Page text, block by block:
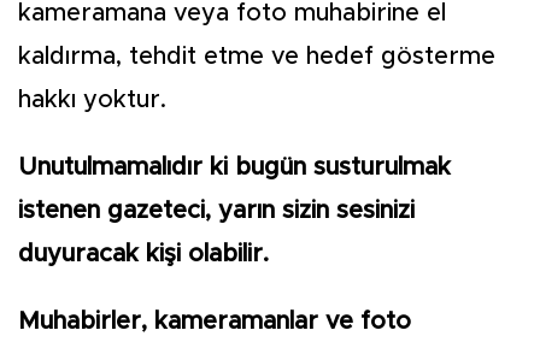
kameramana veya foto muhabirine el
kaldırma, tehdit etme ve hedef gösterme
hakkı yoktur.
Unutulmamalıdır ki bugün susturulmak
istenen gazeteci, yarın sizin sesinizi
duyuracak kişi olabilir.
Muhabirler, kameramanlar ve foto